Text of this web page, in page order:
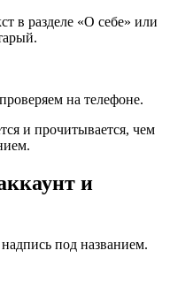
в разделе «О себе» или
на телефоне.
и прочитывается, чем
и
под названием.